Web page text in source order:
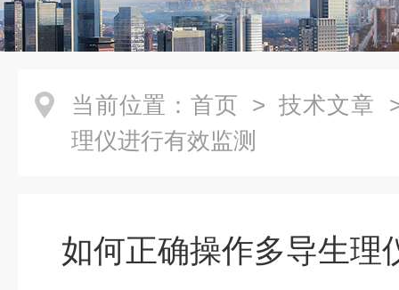
当前位置： 首页 > 技术文章
理仪进行有效监测
如何正确操作多导生理